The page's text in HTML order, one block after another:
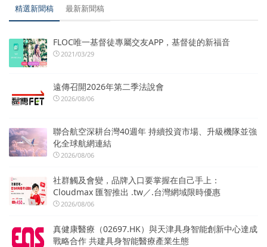
精選新聞稿 最新新聞稿
FLOC唯一基督徒專屬交友APP，基督徒的新福音
2021/03/29
遠傳召開2026年第二季法說會
2026/08/06
聯合航空深耕台灣40週年 持續投資市場、升級機隊並強
化全球航網連結
2026/08/06
社群觸及會變，品牌入口要掌握在自己手上：
Cloudmax 匯智推出 .tw／.台灣網域限時優惠
2026/08/06
真健康醫療（02697.HK）與天津具身智能創新中心達成
戰略合作 共建具身智能醫療產業生態